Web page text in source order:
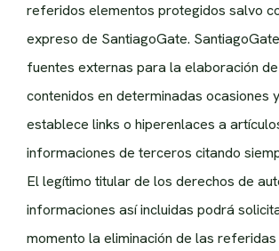
referidos elementos protegidos salvo
expreso de SantiagoGate.
fuentes externas para la elaboración
contenidos en determinadas ocasiones
establece links o hiperenlaces a
informaciones de terceros citando
El legítimo titular de los derechos de
informaciones así incluidas podrá
momento la eliminación de las